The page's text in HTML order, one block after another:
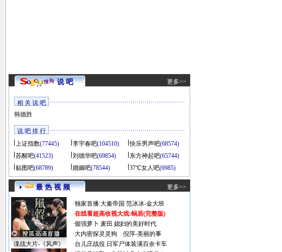
说 吧 更多>>
相 关 说 吧
韩德胜
说 吧 排 行
上证指数(77445) 李宇春吧(104510) 快乐男声吧(68574)
苏醒吧(41523) 刘德华吧(69854) 东方神起吧(65744)
贴图吧(68789) 婚姻吧(78544) 37℃女人吧(6985)
最 热 视 频 更多>>
谍战大片-《风声》
·独家首播:大秦帝国 范冰冰-金大班
·在线看超高收视大戏:蜗居(完整版)
·倔强萝卜 麦田 媳妇的美好时代
·大内密探灵灵狗
倪萍-美丽的事
·台儿庄战役 日军尸体装满百余卡车